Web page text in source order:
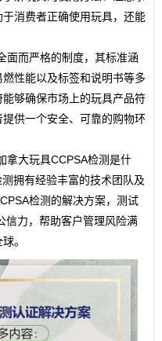
消费者正确使用玩具，还能
而严格的制度，其标准涵
性能以及标签和说明书等多
够确保市场上的玩具产品符
供一个安全、可靠的购物环
拿大玩具CCPSA检测是什
拥有经验丰富的技术团队及
检测 的解决方案，测试
信力，帮助客户管理风险满
。